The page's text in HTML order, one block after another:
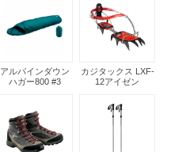
アルパインダウン
ハガー800 #3
カジタックス LXF-
12アイゼン